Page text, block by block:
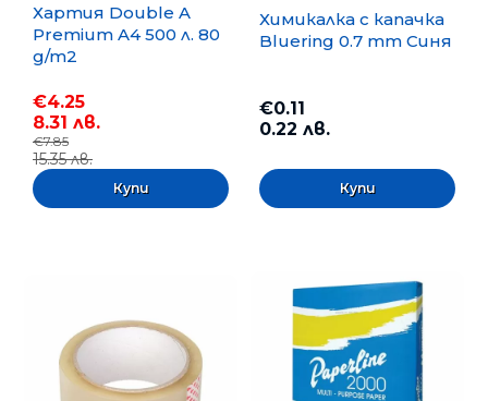
Хартия Double A
Premium A4 500 л. 80
g/m2
€4.25
8.31 лв.
€7.85
15.35 лв.
Химикалка с капачка
Bluering 0.7 mm Синя
€0.11
0.22 лв.